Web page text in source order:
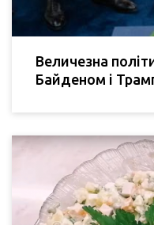
Величезна
Байденом і